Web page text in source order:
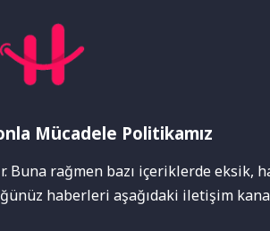
Mücadele Politikamız
Buna rağmen bazı içeriklerde eksik,
haberleri aşağıdaki iletişim